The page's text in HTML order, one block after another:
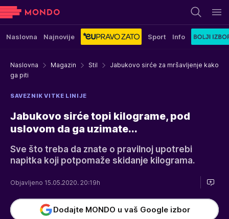
Naslovna Najnovije Sport Info
Naslovna Magazin Stil
Jabukovo sirće za mršavljenje kako
ga piti
SAVEZNIK VITKE LINIJE
Jabukovo sirće topi kilograme, pod
uslovom da ga uzimate...
Sve što treba da znate o pravilnoj upotrebi
napitka koji potpomaže skidanje kilograma.
Objavljeno 15.05.2020. 20:19h
Dodajte MONDO u vaš Google izbor